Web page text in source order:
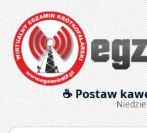
☕ Postaw